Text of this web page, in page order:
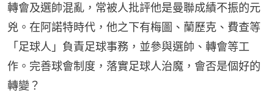
轉會及選帥混亂，常被人批評他是曼聯成績不振的元
兇。在阿諾特時代，他之下有梅圖、蘭歷克、費查等
「足球人」負責足球事務，並參與選帥、轉會等工
作。完善球會制度，落實足球人治魔，會否是個好的
轉變？